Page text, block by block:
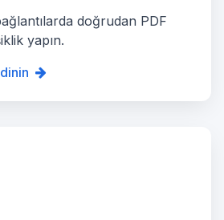
doğrudan PDF
yapın.